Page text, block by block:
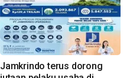
Jamkrindo terus dorong